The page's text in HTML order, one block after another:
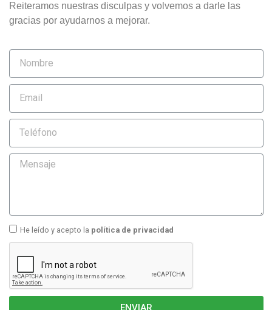
Reiteramos nuestras disculpas y volvemos a darle las
gracias por ayudarnos a mejorar.
He leído y acepto la política de privacidad
ENVIAR